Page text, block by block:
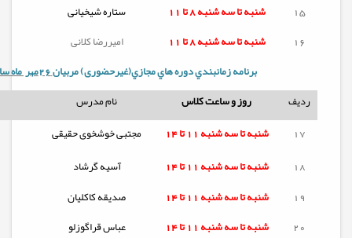
15
شنبه تاسه شنبه8 تا 11
ستاره شیخیانی
16
شنبه تاسه شنبه8 تا 11
امیررضا کلانی
برنامه زمانبندي دوره هاي مجازي(غیرحضوری) مربيان26مهر ماه سال 1404
ردیف
روز و ساعت کلاس
نام مدرس
17
شنبه تاسه شنبه11 تا 14
مجتبی خوشخوی حقیقی
18
شنبه تاسه شنبه11 تا 14
آسیه گرشاد
19
شنبه تاسه شنبه11 تا 14
صدیقه کاکلیان
20
شنبه تاسه شنبه11 تا 14
عباس قراگوزلو